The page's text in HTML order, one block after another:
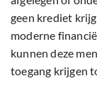
geen krediet
moderne
kunnen deze
toegang krijgen